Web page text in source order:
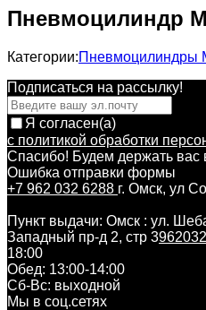
Пневмоцилиндр
Категории:Пневмоцилиндры
Подписаться на рассылкy!
Я согласен(a)
с политикой обработки
Спасибо! Будем держать вас
Ошибка отправки формы
+7 962 032 6288 г. Омск, ул
Пункт выдачи: Омск : ул.
Западный пр-д 2, стр 3
18:00
Обед: 13:00-14:00
Cб-Вс: выходной
Мы в соц.сетях